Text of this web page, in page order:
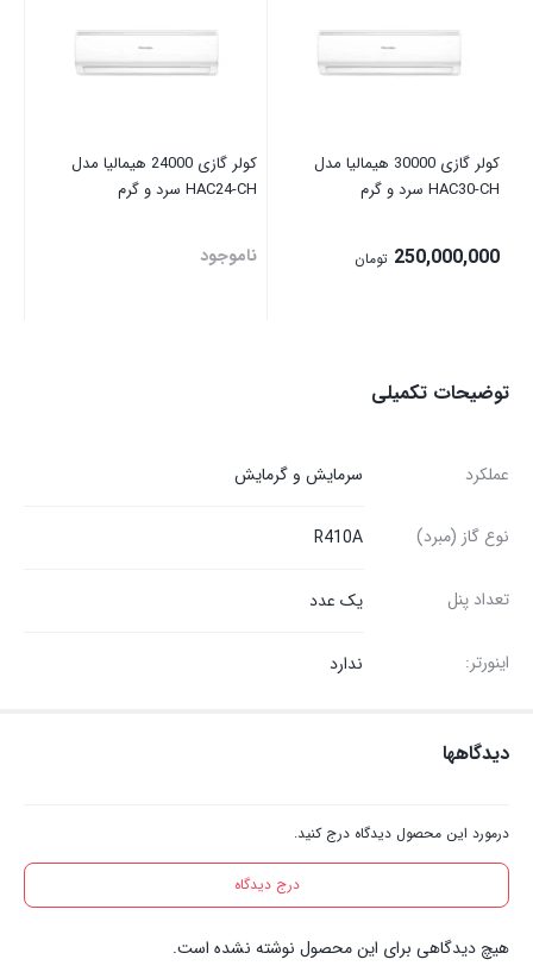
کولر گازی 30000 هیمالیا مدل
HAC30-CH سرد و گرم
250,000,000 تومان
کولر گازی 24000 هیمالیا مدل
HAC24-CH سرد و گرم
ناموجود
توضیحات تکمیلی
عملکرد سرمایش و گرمایش
نوع گاز (مبرد) R410A
تعداد پنل یک عدد
اینورتر: ندارد
دیدگاهها
درمورد این محصول دیدگاه درج کنید.
درج دیدگاه
هیچ دیدگاهی برای این محصول نوشته نشده است.